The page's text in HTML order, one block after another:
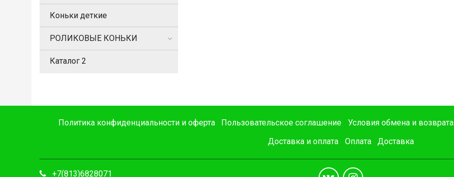
Коньки деткие
РОЛИКОВЫЕ КОНЬКИ
Каталог 2
Политика конфиденциальности и оферта Пользовательское соглашение Условия обмена и возврата
Доставка и оплата
Оплата Доставка
+7(813)6828071